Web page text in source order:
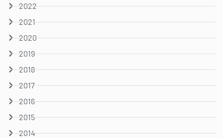
2022
2021
2020
2019
2018
2017
2016
2015
2014